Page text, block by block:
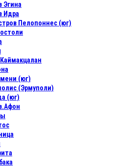
Эгина
Идра
Пелопоннес (юг)
(юг)
(Эрмуполи)
(юг)